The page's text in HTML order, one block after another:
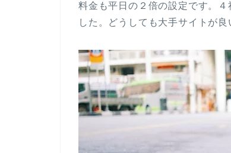
料金も平日の２倍の設定です。
した。どうしても大手サイトが良